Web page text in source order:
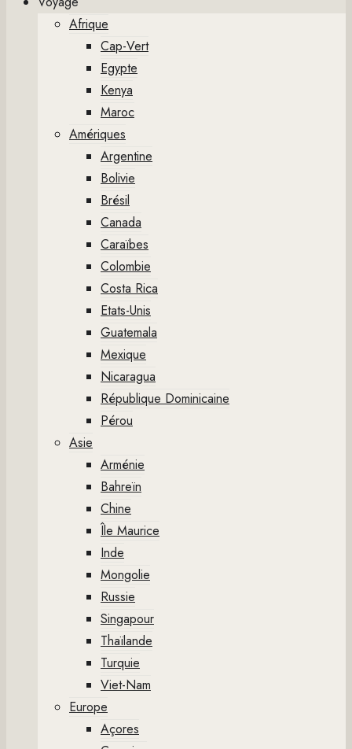
Afrique
Cap-Vert
Egypte
Kenya
Maroc
Amériques
Argentine
Bolivie
Brésil
Canada
Caraïbes
Colombie
Costa Rica
Etats-Unis
Guatemala
Mexique
Nicaragua
République Dominicaine
Pérou
Asie
Arménie
Bahreïn
Chine
Île Maurice
Inde
Mongolie
Russie
Singapour
Thaïlande
Turquie
Viet-Nam
Europe
Açores